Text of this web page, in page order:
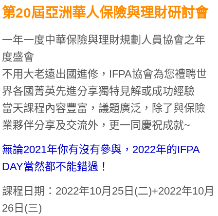
第20屆亞洲華人保險與理財研討會
一年一度中華保險與理財規劃人員協會之年
度盛會
不用大老遠出國進修，IFPA協會為您禮聘世
界各國菁英先進分享獨特見解或成功經驗
當天課程內容豐富，議題廣泛，除了與保險
業夥伴分享及交流外，更一同慶祝成就~
無論2021年你有沒有參與，2022年的IFPA
DAY當然都不能錯過！
課程日期：2022年10月25日(二)+2022年10月
26日(三)